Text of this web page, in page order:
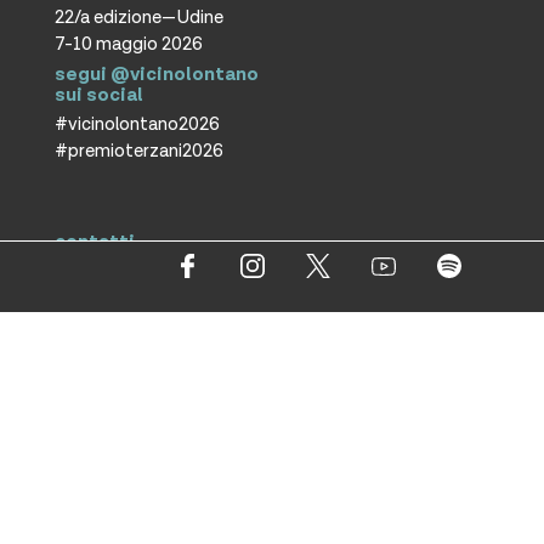
22/a edizione—Udine
7-10 maggio 2026
segui @vicinolontano
sui social
#vicinolontano2026
#premioterzani2026
contatti